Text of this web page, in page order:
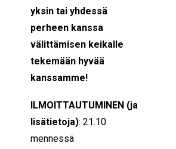
yksin tai yhdessä
perheen kanssa
välittämisen keikalle
tekemään hyvää
kanssamme!
ILMOITTAUTUMINEN (ja
lisätietoja): 21.10
mennessä